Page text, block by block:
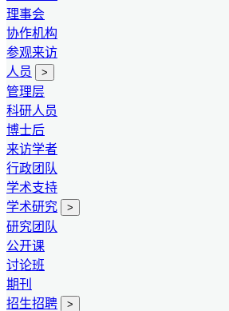
理事会
协作机构
参观来访
人员
>
管理层
科研人员
博士后
来访学者
行政团队
学术支持
学术研究
>
研究团队
公开课
讨论班
期刊
招生招聘
>